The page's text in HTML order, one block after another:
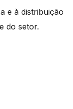
e à distribuição
do setor.